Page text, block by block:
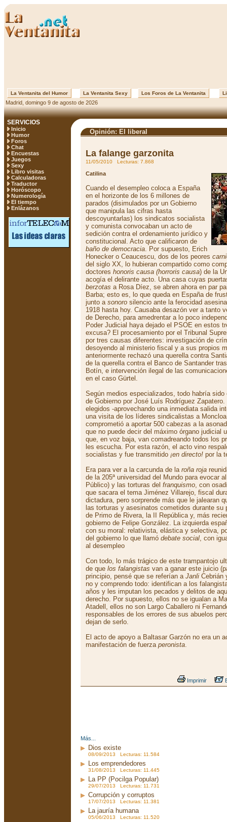
La Ventanita del Humor La Ventanita Sexy Los Foros de La Ventanita
Madrid, domingo 9 de agosto de 2026
SERVICIOS
Inicio
Humor
Foros
Chat
Encuestas
Juegos
Sexy
Libro visitas
Calculadoras
Traductor
Horóscopo
Numerología
El tiempo
Enlázanos
Opinión: El liberal
La falange garzonita
11/05/2010 Lecturas: 7.868
Catilina
Cuando el desempleo coloca a España
en el horizonte de los 6 millones de
parados (disimulados por un Gobierno
que manipula las cifras hasta
descoyuntarlas) los sindicatos socialista
y comunista convocaban un acto de
sedición contra el ordenamiento jurídico y
constitucional. Acto que calificaron de
baño de democracia. Por supuesto, Erich
Honecker o Ceaucescu, dos de los peores
del siglo XX, lo hubieran compartido como
doctores honoris causa (horroris causa) de la
acogía el delirante acto. Una casa cuyas
berzotas a Rosa Díez, se abren ahora en par
Barba; esto es, lo que queda en España de
junto a sonoro silencio ante la ferocidad
1918 hasta hoy. Causaba desazón ver a tanto
de Derecho, para amedrentar a lo poco
Poder Judicial haya dejado el PSOE en estos
excusa? El procesamiento por el Tribunal
por tres causas diferentes: investigación de
desoyendo al ministerio fiscal y a sus propios
anteriormente rechazó una querella contra
de la querella contra el Banco de Santander
Botín, e intervención ilegal de las
en el caso Gürtel.
Según medios especializados, todo habría
de Gobierno por José Luís Rodríguez
elegidos -aprovechando una inmediata salida
una visita de los líderes sindicalistas a
comprometió a aportar 500 cabezas a la
que no puede decir del máximo órgano judicial
que, en voz baja, van comadreando todos los
les escucha. Por esta razón, el acto vino
socialistas y fue transmitido ¡en directo! por la
Era para ver a la carcunda de la roña roja
de la 205ª universidad del Mundo para evocar
Público) y las torturas del franquismo, con
que sacara el tema Jiménez Villarejo, fiscal
dictadura, pero sorprende más que le jalearan
las torturas y asesinatos cometidos durante su
de Primo de Rivera, la II República y, más
gobierno de Felipe González. La izquierda
con su moral: relativista, elástica y selectiva,
del gobierno lo que llamó debate social, con
al desempleo
Con todo, lo más trágico de este trampantojo
de que los falangistas van a ganar este juicio
principio, pensé que se referían a Janli Cebrián
no y comprendo todo: identifican a los
años y les imputan los pecados y delitos de
derecho. Por supuesto, ellos no se igualan a
Atadell, ellos no son Largo Caballero ni
responsables de los errores de sus abuelos
dejan de serlo.
El acto de apoyo a Baltasar Garzón no era un
manifestación de fuerza peronista.
Imprimir
Más...
Dios existe
08/09/2013 Lecturas: 11.584
Los emprendedores
31/08/2013 Lecturas: 11.445
La PP (Pocilga Popular)
29/07/2013 Lecturas: 11.731
Corrupción y corruptos
17/07/2013 Lecturas: 11.381
La jauría humana
05/06/2013 Lecturas: 11.520